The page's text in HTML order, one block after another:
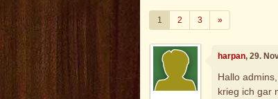
1 2 3 »Weiter
harpan, 29.
Hallo
krieg ich gar